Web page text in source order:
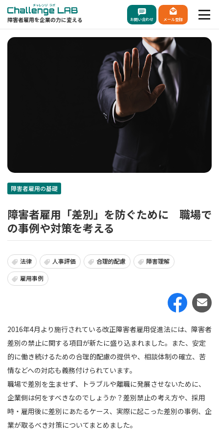
障害者雇用を企業の力に変える お問い合わせ メール登録
障害者雇用の基礎
障害者雇用「差別」を防ぐために 職場で
の事例や対策を考える
法律 人事評価 合理的配慮 障害理解
雇用事例
2016年4月より施行されている改正障害者雇用促進法には、障害者
差別の禁止に関する項目が新たに盛り込まれました。また、安定
的に働き続けるための合理的配慮の提供や、相談体制の確立、苦
情などへの対応も義務付けられています。
職場で差別を生ませず、トラブルや離職に発展させないために、
企業側は何をすべきなのでしょうか？差別禁止の考え方や、採用
時・雇用後に差別にあたるケース、実際に起こった差別の事例、企
業が取るべき対策についてまとめました。